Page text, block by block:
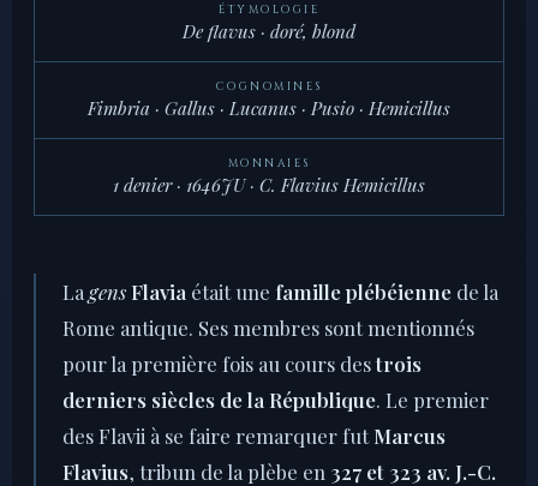
ÉTYMOLOGIE
De flavus · doré, blond
COGNOMINES
Fimbria · Gallus · Lucanus · Pusio · Hemicillus
MONNAIES
1 denier · 1646JU · C. Flavius Hemicillus
La gens Flavia était une famille plébéienne de la
Rome antique. Ses membres sont mentionnés
pour la première fois au cours destrois
derniers siècles de la République. Le premier
des Flavii à se faire remarquer futMarcus
Flavius, tribun de la plèbe en 327 et 323 av. J.-C.